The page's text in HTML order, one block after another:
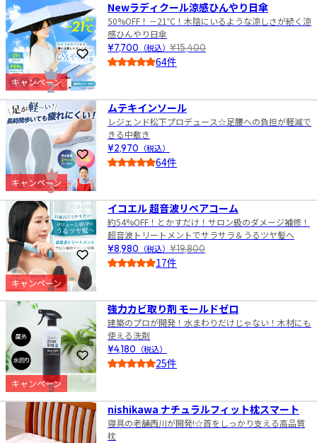
お気に入りに登録
キャンペーン
Newラディクール涼感ひんやり日傘
50%OFF！－21℃！木陰にいるような涼しさが続く涼
感ひんやり日傘
¥7,700 （税込） ¥15,400
64件
お気に入りに登録
キャンペーン
2
ムテキインソール
レジェンド松下プロデュース☆足腰への負担が軽減で
きる中敷き
¥2,970 （税込）
64件
お気に入りに登録
キャンペーン
3
イコエル 超音波リペアコーム
約54%OFF！とかすだけ！サロン級のダメージ補修！
超音波トリートメントでサラサラ＆うるツヤ髪へ
¥8,980 （税込） ¥19,800
17件
お気に入りに登録
キャンペーン
4
強力カビ取り剤 モールドゼロ
建築のプロが開発！水まわりだけじゃない！木材にも
使える洗剤
¥4,180 （税込）
25件
5
nishikawa ナチュラルフィット枕スマート
寝具の老舗西川が開発!☆首をしっかり支える高品質
枕